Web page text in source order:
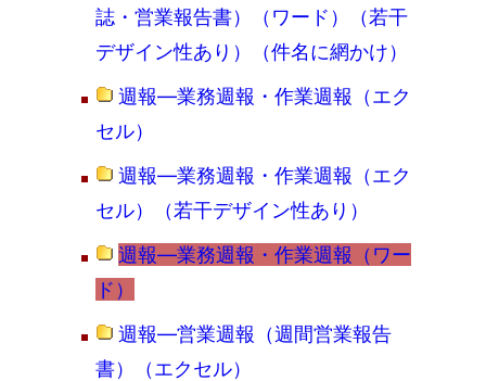
誌・営業報告書）（ワード）（若干
デザイン性あり）（件名に網かけ）
週報―業務週報・作業週報（エク
セル）
週報―業務週報・作業週報（エク
セル）（若干デザイン性あり）
週報―業務週報・作業週報（ワー
ド）
週報―営業週報（週間営業報告
書）（エクセル）